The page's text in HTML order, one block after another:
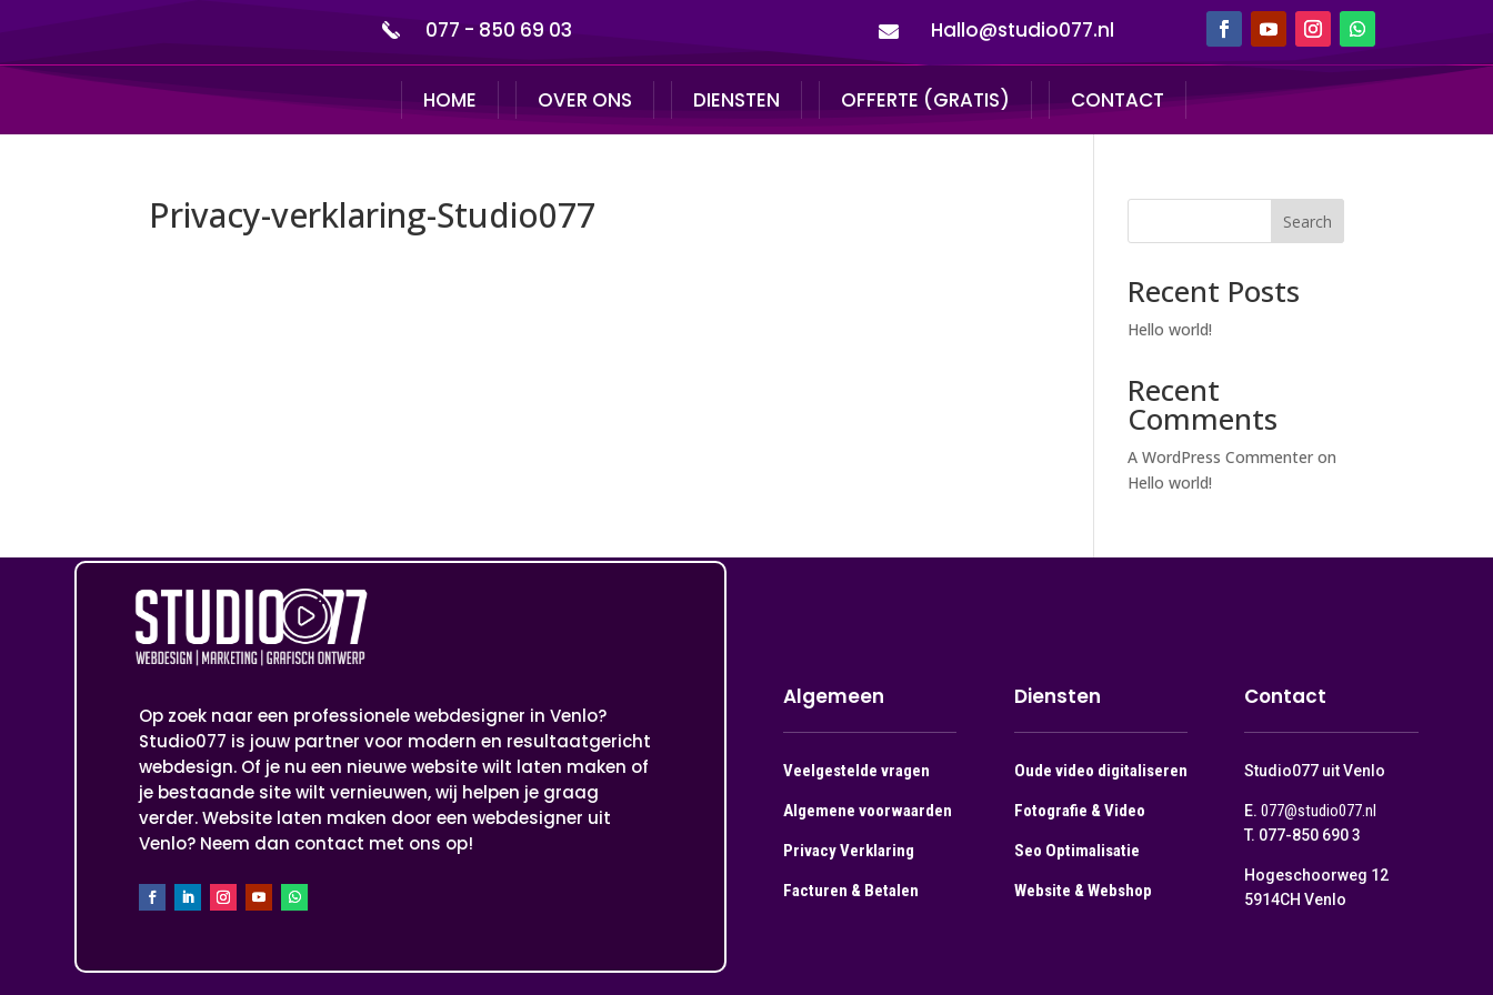
077 - 850 69 03  Hallo@studio077.nl
HOME OVER ONS DIENSTEN OFFERTE (GRATIS) CONTACT
Privacy-verklaring-Studio077 Search
Recent Posts
Hello world!
Recent
Comments
A WordPress Commenter on
Hello world!
Op zoek naar een professionele webdesigner in Venlo?
Studio077 is jouw partner voor modern en resultaatgericht
webdesign. Of je nu een nieuwe website wilt laten maken of
je bestaande site wilt vernieuwen, wij helpen je graag
verder. Website laten maken door een webdesigner uit
Venlo? Neem dan contact met ons op!
Algemeen
Veelgestelde vragen
Algemene voorwaarden
Privacy Verklaring
Facturen & Betalen
Diensten
Oude video digitaliseren
Fotografie & Video
Seo Optimalisatie
Website & Webshop
Contact
Studio077 uit Venlo
E.077@studio077.nl
T. 077-850 690 3
Hogeschoorweg 12
5914CH Venlo